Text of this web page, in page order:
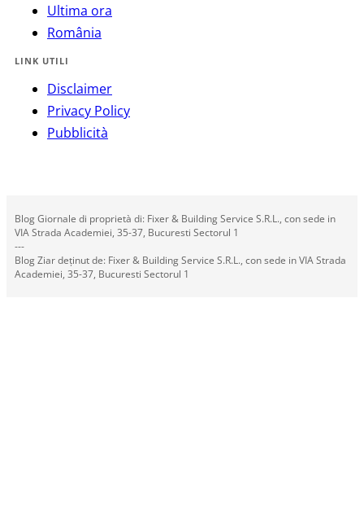
Ultima ora
România
LINK UTILI
Disclaimer
Privacy Policy
Pubblicità
Blog Giornale di proprietà di: Fixer & Building Service S.R.L., con sede in
VIA Strada Academiei, 35-37, Bucuresti Sectorul 1
---
Blog Ziar deținut de: Fixer & Building Service S.R.L., con sede in VIA Strada
Academiei, 35-37, Bucuresti Sectorul 1